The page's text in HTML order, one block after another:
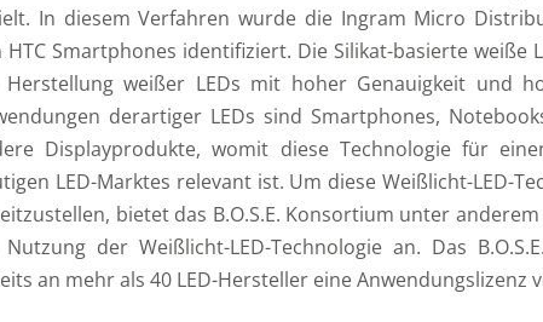
In diesem Verfahren wurde die Ingram Micro
HTC Smartphones identifiziert. Die Silikat-basierte weiße
Herstellung weißer LEDs mit hoher Genauigkeit und
derartiger LEDs sind Smartphones,
Displayprodukte, womit diese Technologie für
LED-Marktes relevant ist. Um diese Weißlicht-LED-
bietet das B.O.S.E. Konsortium unter
der Weißlicht-LED-Technologie an. Das
an mehr als 40 LED-Hersteller eine Anwendungslizenz